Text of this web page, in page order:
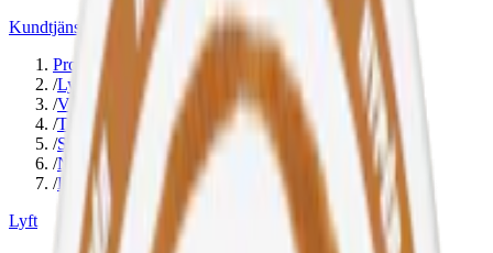
Kundtjänst
Varumärken
Produkter
/Lyft
/Vitt snus
/Torr Portion
/Slim
/Normal
/Kaffe
Lyft